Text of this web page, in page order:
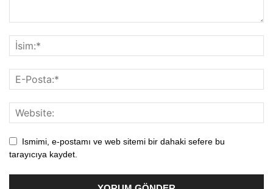
Ismimi, e-postamı ve web sitemi bir dahaki sefere bu
tarayıcıya kaydet.